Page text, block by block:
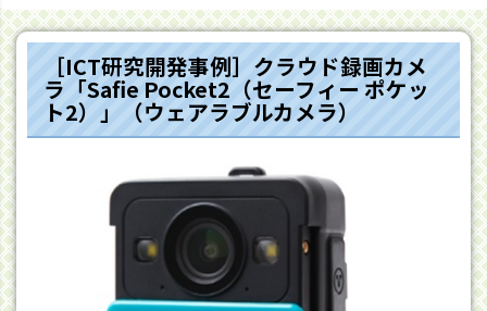
［ICT研究開発事例］クラウド録画カメ
ラ「Safie Pocket2（セーフィー ポケッ
ト2）」（ウェアラブルカメラ）